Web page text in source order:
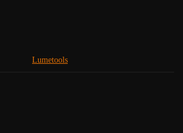
Lumetools